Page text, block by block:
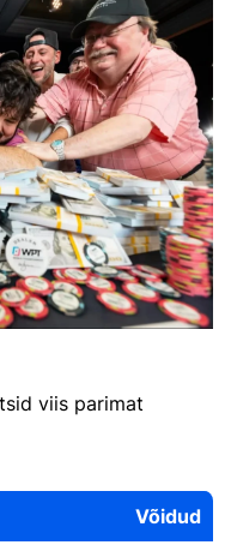
viis parimat
Võidud